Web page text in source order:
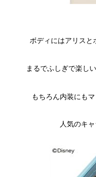
ボディにはアリスと
まるでふしぎで楽し
もちろん内装にも
人気のキ